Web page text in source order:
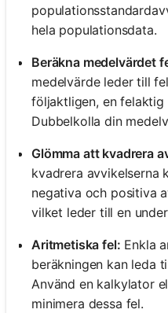
hela populationsdata.
Beräkna medelvärdet
medelvärde leder till
följaktligen, en felaktig
Dubbelkolla din
Glömma att kvadrera
kvadrera avvikelserna
negativa och positiva
vilket leder till en
Aritmetiska fel: Enkla
beräkningen kan leda
Använd en kalkylator
minimera dessa fel.